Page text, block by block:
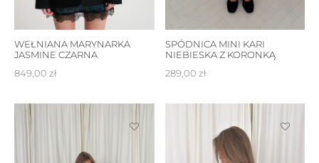
WEŁNIANA MARYNARKA
JASMINE CZARNA
849,00 zł
SPÓDNICA MINI KARI
NIEBIESKA Z KORONKĄ
289,00 zł